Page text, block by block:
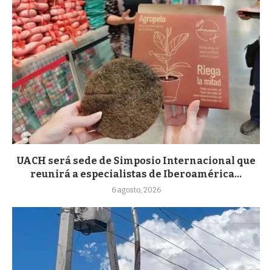
UACH será sede de Simposio Internacional que
reunirá a especialistas de Iberoamérica...
6 agosto, 2026